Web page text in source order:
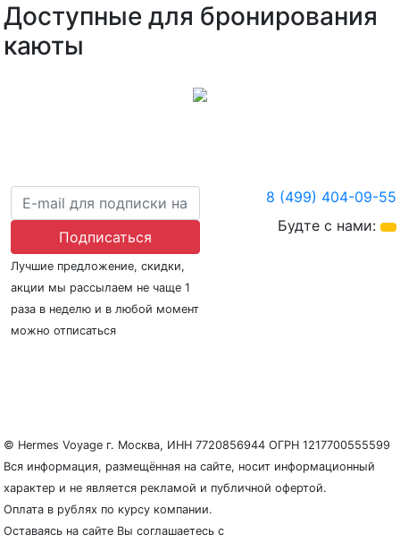
Доступные для бронирования
каюты
© Hermes Voyage г. Москва, ИНН 7720856944 ОГРН 1217700555599
Вся информация, размещённая на сайте, носит информационный
характер и не является рекламой и публичной офертой.
Оплата в рублях по курсу компании.
Оставаясь на сайте Вы соглашаетесь с
Подписаться
Лучшие предложение, скидки,
акции мы рассылаем не чаще 1
раза в неделю и в любой момент
можно отписаться
8 (499) 404-09-55
Будте с нами: